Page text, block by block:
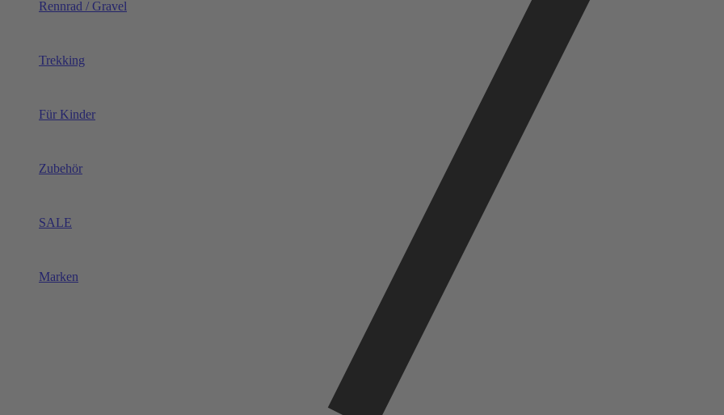
Rennrad / Gravel
Trekking
Für Kinder
Zubehör
SALE
Marken